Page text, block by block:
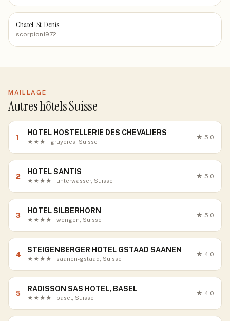
Chatel-St-Denis
scorpion1972
MAILLAGE
Autres hôtels Suisse
1
HOTEL HOSTELLERIE DES CHEVALIERS
★★★ · gruyeres, Suisse
★ 5.0
2
HOTEL SANTIS
★★★★ · unterwasser, Suisse
★ 5.0
3
HOTEL SILBERHORN
★★★★ · wengen, Suisse
★ 5.0
4
STEIGENBERGER HOTEL GSTAAD SAANEN
★★★★ · saanen-gstaad, Suisse
★ 4.0
5
RADISSON SAS HOTEL, BASEL
★★★★ · basel, Suisse
★ 4.0